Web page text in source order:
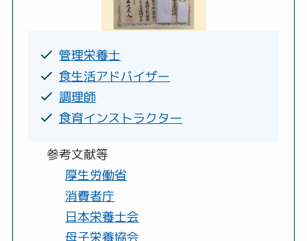
管理栄養士
食生活アドバイザー
調理師
食育インストラクター
参考文献等
厚生労働省
消費者庁
日本栄養士会
母子栄養協会